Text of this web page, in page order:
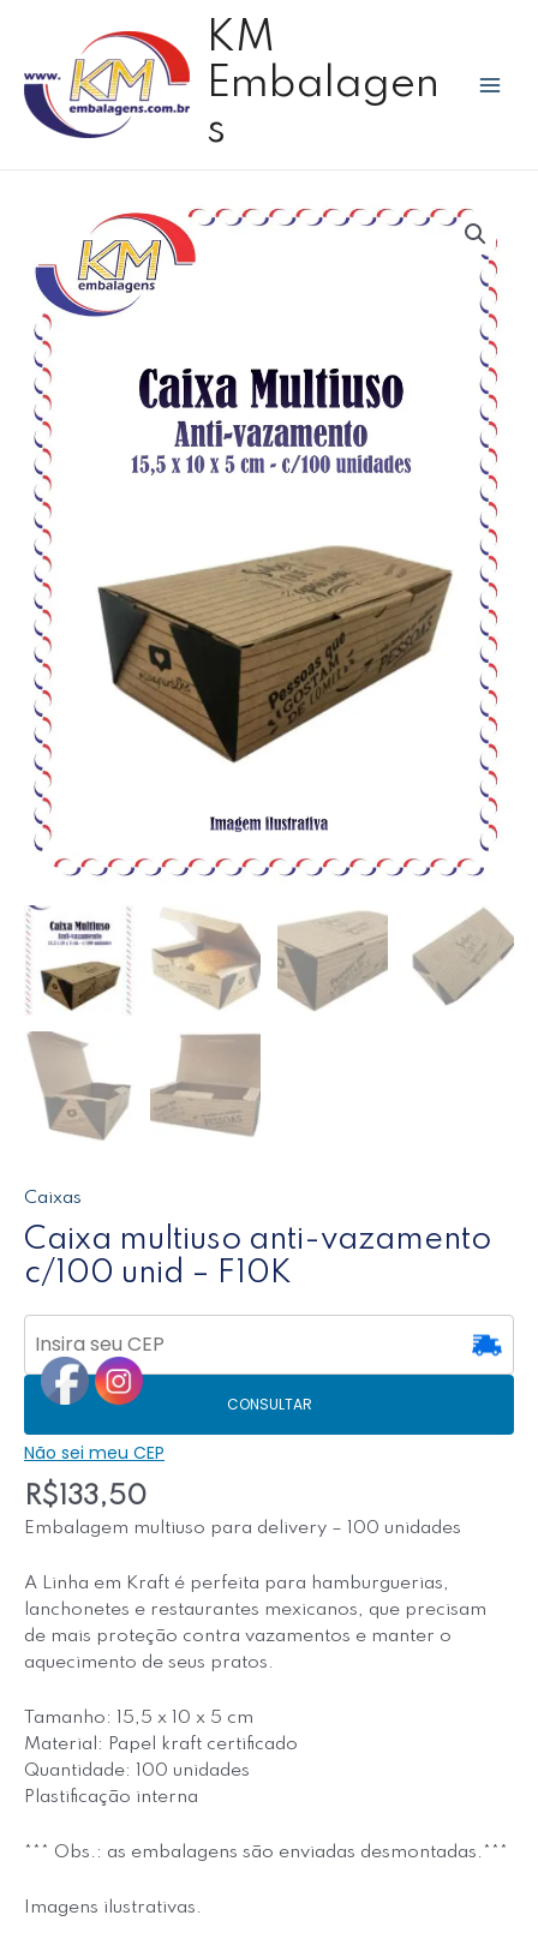
conteúdo
KM
Embalagen
s
Caixas
Caixa multiuso anti-vazamento
c/100 unid – F10K
CONSULTAR
Não sei meu CEP
R$ 133,50
Embalagem multiuso para delivery – 100 unidades
A Linha em Kraft é perfeita para hamburguerias,
lanchonetes e restaurantes mexicanos, que precisam
de mais proteção contra vazamentos e manter o
aquecimento de seus pratos.
Tamanho: 15,5 x 10 x 5 cm
Material: Papel kraft certificado
Quantidade: 100 unidades
Plastificação interna
*** Obs.: as embalagens são enviadas desmontadas.***
Imagens ilustrativas.
multiuso
anti-
vazamento
c/100
unid
F10K
quantidade